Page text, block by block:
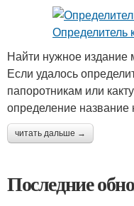
Найти нужное издание
Если удалось
папоротникам или
определение название
читать дальше →
Последние